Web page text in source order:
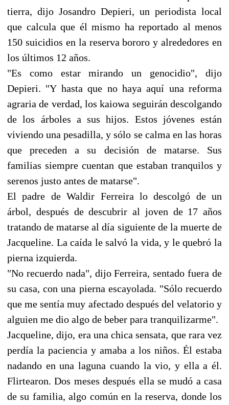
tierra, dijo Josandro Depieri, un periodista local
que calcula que él mismo ha reportado al menos
150 suicidios en la reserva bororo y alrededores en
los últimos 12 años.
"Es como estar mirando un genocidio", dijo
Depieri. "Y hasta que no haya aquí una reforma
agraria de verdad, los kaiowa seguirán descolgando
de los árboles a sus hijos. Estos jóvenes están
viviendo una pesadilla, y sólo se calma en las horas
que preceden a su decisión de matarse. Sus
familias siempre cuentan que estaban tranquilos y
serenos justo antes de matarse".
El padre de Waldir Ferreira lo descolgó de un
árbol, después de descubrir al joven de 17 años
tratando de matarse al día siguiente de la muerte de
Jacqueline. La caída le salvó la vida, y le quebró la
pierna izquierda.
"No recuerdo nada", dijo Ferreira, sentado fuera de
su casa, con una pierna escayolada. "Sólo recuerdo
que me sentía muy afectado después del velatorio y
alguien me dio algo de beber para tranquilizarme".
Jacqueline, dijo, era una chica sensata, que rara vez
perdía la paciencia y amaba a los niños. Él estaba
nadando en una laguna cuando la vio, y ella a él.
Flirtearon. Dos meses después ella se mudó a casa
de su familia, algo común en la reserva, donde los